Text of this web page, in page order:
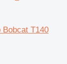
T140